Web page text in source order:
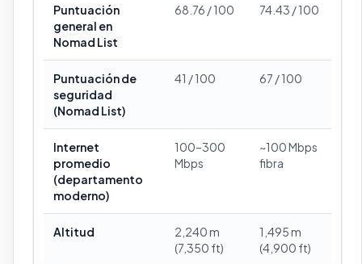
Puntuación
general en
Nomad List
68.76 / 100 74.43 / 100
Puntuación de
seguridad
(Nomad List)
41 / 100 67 / 100
Internet
promedio
(departamento
moderno)
100–300
Mbps
~100 Mbps
fibra
Altitud
2,240 m
(7,350 ft)
1,495 m
(4,900 ft)